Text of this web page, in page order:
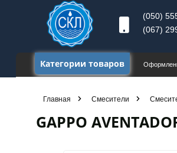
(050)
(067)
Категории товаров
Главная Смесители
GAPPO